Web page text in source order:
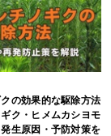
の効果的な駆除方法
ク・ヒメムカシヨモ
生原因・予防対策を